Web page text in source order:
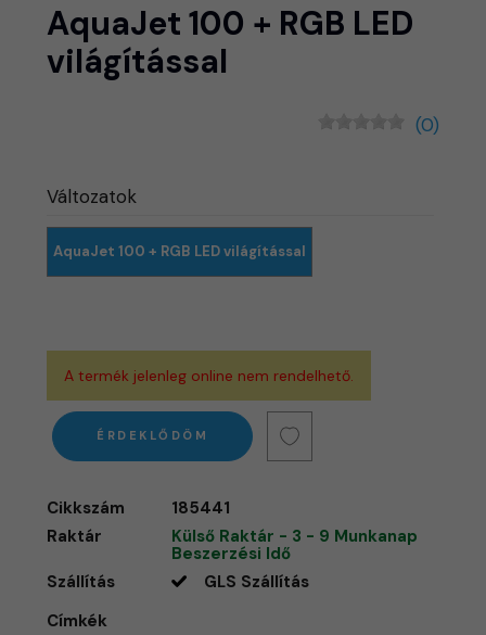
AquaJet 100 + RGB LED
világítással
(0)
Változatok
AquaJet 100 + RGB LED világítással
A termék jelenleg online nem rendelhető.
ÉRDEKLŐDÖM
Cikkszám
185441
Raktár
Külső Raktár - 3 - 9 Munkanap
Beszerzési Idő
Szállítás
GLS Szállítás
Címkék